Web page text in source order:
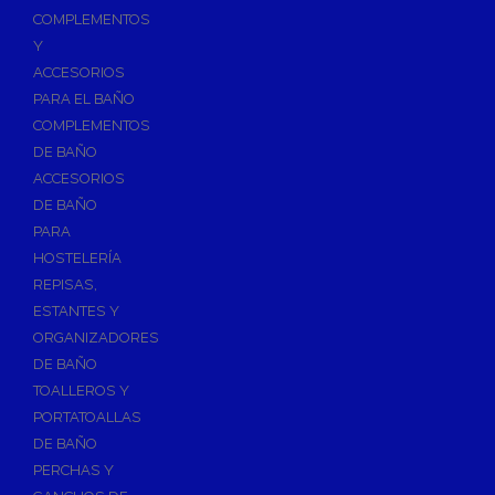
Válvulas para Calefacción
Válv. Mezcladora Termostática
Válvulas Motorizadas
Válvulas de Seguridad
Colectores de Calefacción
Bombas de Calor
Bombas de calor para ACS
Cocinas
Extractores de Cocina
Fregaderos
Grifería de Fregadero
Recambios de fregadero
Contra Incendios
COMPLEMENTOS
Y
ACCESORIOS
PARA EL BAÑO
COMPLEMENTOS
DE BAÑO
ACCESORIOS
DE BAÑO
PARA
HOSTELERÍA
REPISAS,
ESTANTES Y
ORGANIZADORES
DE BAÑO
TOALLEROS Y
PORTATOALLAS
DE BAÑO
PERCHAS Y